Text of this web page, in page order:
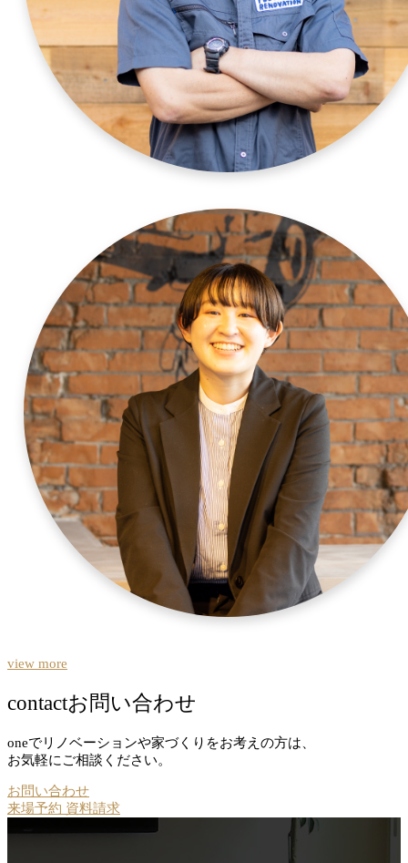
view more
contactお問い合わせ
oneでリノベーションや家づくりをお考えの方は、
お気軽にご相談ください。
お問い合わせ
来場予約 資料請求